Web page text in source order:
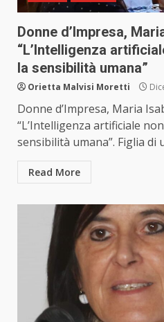
Donne d’Impresa,
“L’Intelligenza
la sensibilità umana”
Orietta Malvisi Moretti
Donne d’Impresa, Maria
“L’Intelligenza artificiale
sensibilità umana”. Figlia di
Read More